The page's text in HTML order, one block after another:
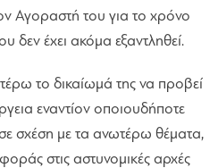
Αγοραστή του για το χρόνο
δεν έχει ακόμα εξαντληθεί.
το δικαίωμά της να προβεί
εναντίον οποιουδήποτε
σχέση με τα ανωτέρω θέματα,
στις αστυνομικές αρχές